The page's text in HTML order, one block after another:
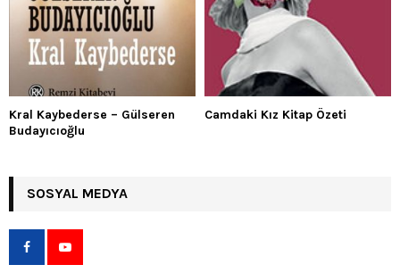
Kral Kaybederse – Gülseren
Budayıcıoğlu
Camdaki Kız Kitap Özeti
SOSYAL MEDYA